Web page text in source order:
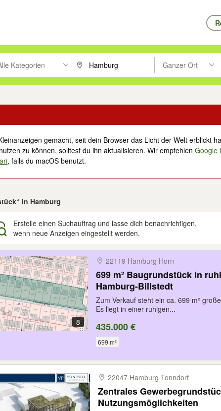
zu suchen, oder Vorschläge mit den Pfeiltasten nach oben/unten
Kategorien PLZ oder Ort eingeben. Eingabetaste
Ganzer Ort
Suche im Umkreis
gemacht, seit dein Browser das Licht der Welt erblickt
zu können, solltest du ihn aktualisieren. Wir empfehlenGoogle
, falls du macOS benutzt.
in Hamburg
Erstelle einen Suchauftrag und lasse dich benachrichtigen,
wenn neue Anzeigen eingestellt werden.
8
22119 Hamburg Horn
699 m² Baugrundstück in
Hamburg-Billstedt
Zum Verkauf steht ein ca. 699 m²
Es liegt in einer ruhigen...
435.000 €
699 m²
22047 Hamburg Tonndorf
Zentrales
Nutzungsmöglichkeiten